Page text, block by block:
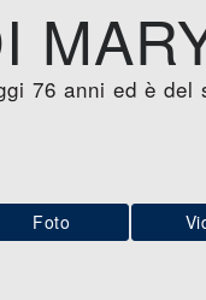
76 anni ed è del
Foto